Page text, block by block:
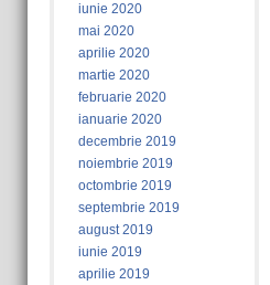
iunie 2020
mai 2020
aprilie 2020
martie 2020
februarie 2020
ianuarie 2020
decembrie 2019
noiembrie 2019
octombrie 2019
septembrie 2019
august 2019
iunie 2019
aprilie 2019